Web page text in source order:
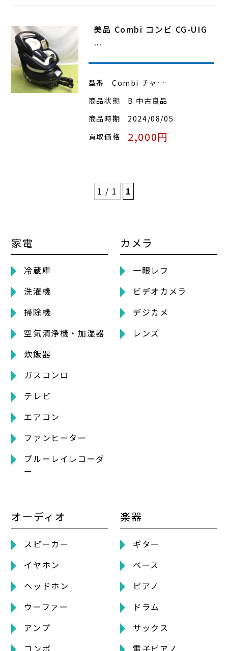
美品 Combi コンビ CG-UIG
…
型番
Combi チャ…
商品状態
B 中古良品
商品時期
2024/08/05
買取価格
2,000円
1 / 1 1
家電
冷蔵庫
洗濯機
掃除機
空気清浄機・加湿器
炊飯器
ガスコンロ
テレビ
エアコン
ファンヒーター
ブルーレイレコーダ
ー
カメラ
一眼レフ
ビデオカメラ
デジカメ
レンズ
オーディオ
スピーカー
イヤホン
ヘッドホン
ウーファー
アンプ
コンポ
楽器
ギター
ベース
ピアノ
ドラム
サックス
電子ピアノ